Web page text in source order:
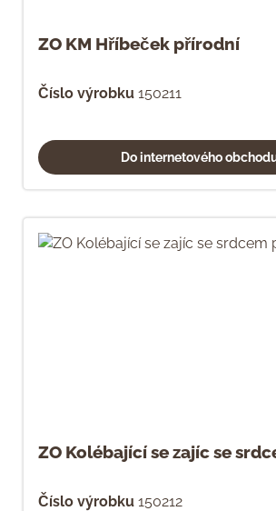
ZO KM Hříbeček přírodní
Číslo výrobku 150211
Do internetového
ZO Kolébající se zajíc se
Číslo výrobku 150212